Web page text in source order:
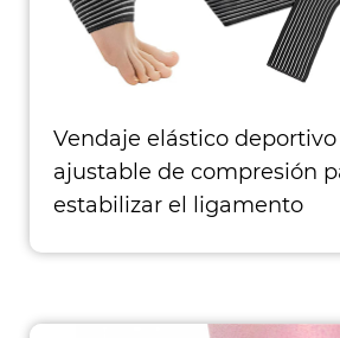
Vendaje elástico
ajustable de compresión
estabilizar el ligamento